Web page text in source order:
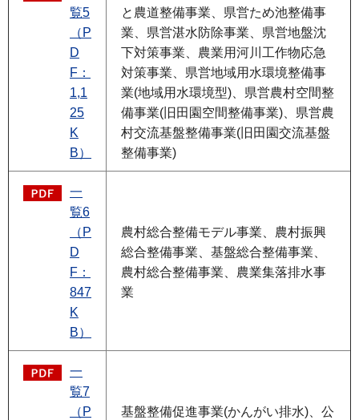
覧5
（P
D
F：
1,1
25
K
B）
と農道整備事業、県営ため池整備事
業、県営湛水防除事業、県営地盤沈
下対策事業、農業用河川工作物応急
対策事業、県営地域用水環境整備事
業(地域用水環境型)、県営農村空間整
備事業(旧田園空間整備事業)、県営農
村交流基盤整備事業(旧田園交流基盤
整備事業)
一
覧6
（P
D
F：
847
K
B）
農村総合整備モデル事業、農村振興
総合整備事業、基盤総合整備事業、
農村総合整備事業、農業集落排水事
業
一
覧7
（P
基盤整備促進事業(かんがい排水)、公